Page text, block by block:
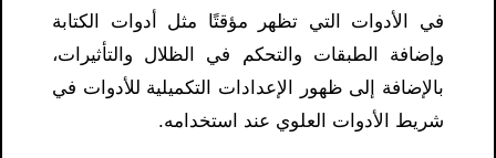
في الأدوات التي تظهر مؤقتًا مثل أدوات الكتابة
وإضافة الطبقات والتحكم في الظلال والتأثيرات،
بالإضافة إلى ظهور الإعدادات التكميلية للأدوات في
شريط الأدوات العلوي عند استخدامه.